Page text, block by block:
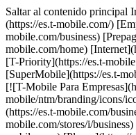
Saltar al contenido principal
(https://es.t-mobile.com/)
mobile.com/business)
mobile.com/home)
[T-Priority](https://es.t-
[SuperMobile](https://es.t-
[![T-Mobile Para
mobile/ntm/branding/icons/
(https://es.t-mobile.com/
mobile.com/stores/i/